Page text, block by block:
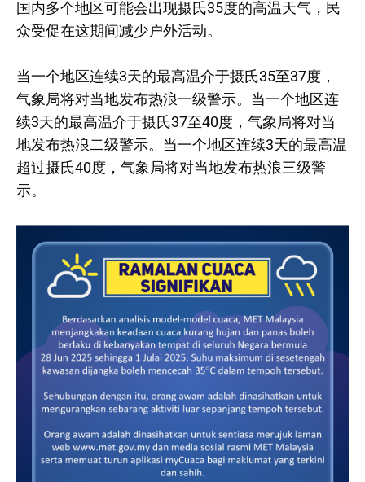
国内多个地区可能会出现摄氏35度的高温天气，民
众受促在这期间减少户外活动。
当一个地区连续3天的最高温介于摄氏35至37度，
气象局将对当地发布热浪一级警示。当一个地区连
续3天的最高温介于摄氏37至40度，气象局将对当
地发布热浪二级警示。当一个地区连续3天的最高温
超过摄氏40度，气象局将对当地发布热浪三级警
示。